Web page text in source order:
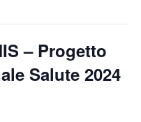
– Progetto
Salute 2024